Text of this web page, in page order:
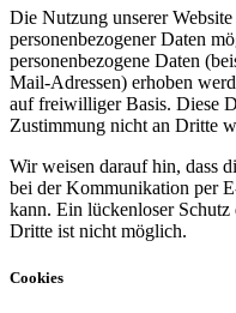
Die Nutzung unserer
personenbezogener Daten
personenbezogene Daten
Mail-Adressen) erhoben
auf freiwilliger Basis. Diese
Zustimmung nicht an Dritte
Wir weisen darauf hin, dass
bei der Kommunikation per
kann. Ein lückenloser
Dritte ist nicht möglich.
Cookies